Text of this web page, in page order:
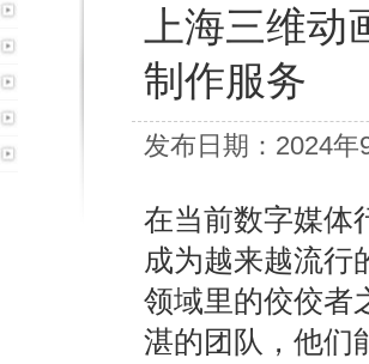
上海三维
制作服务
发布日期：2024
在当前数字媒体
成为越来越流行
领域里的佼佼者
湛的团队，他们